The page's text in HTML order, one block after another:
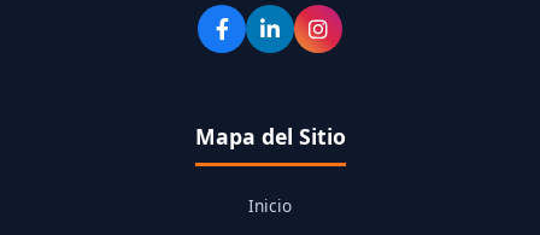
Mapa del Sitio
Inicio